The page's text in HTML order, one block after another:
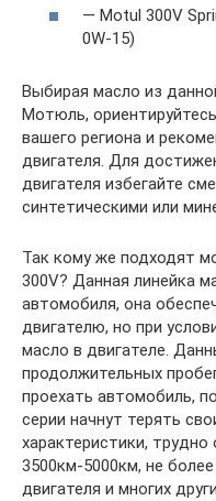
— Motul 300V
0W-15)
Выбирая масло из
Мотюль,
вашего региона и
двигателя. Для
двигателя избегайте
синтетическими или
Так кому же подходят
300V? Данная линейка
автомобиля, она
двигателю, но при
масло в двигателе.
продолжительных
проехать автомобиль,
серии начнут терять
характеристики,
3500км-5000км, не
двигателя и многих